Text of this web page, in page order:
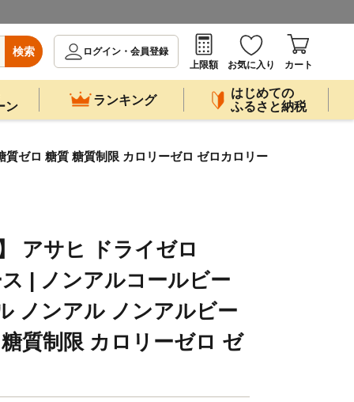
検索
ログイン・会員登録
上限額
お気に入り カート
ン
ランキング
はじめての
ふるさと納税
質ゼロ 糖質 糖質制限 カロリーゼロ ゼロカロリー
アサヒ ドライゼロ
| ノンアルコールビー
ノンアル ノンアルビー
質制限 カロリーゼロ ゼ